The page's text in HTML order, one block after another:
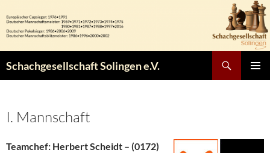
Inhalt
springen
Schachgesellschaft Solingen e.V.
I. Mannschaft
Teamchef: Herbert Scheidt – (0172)